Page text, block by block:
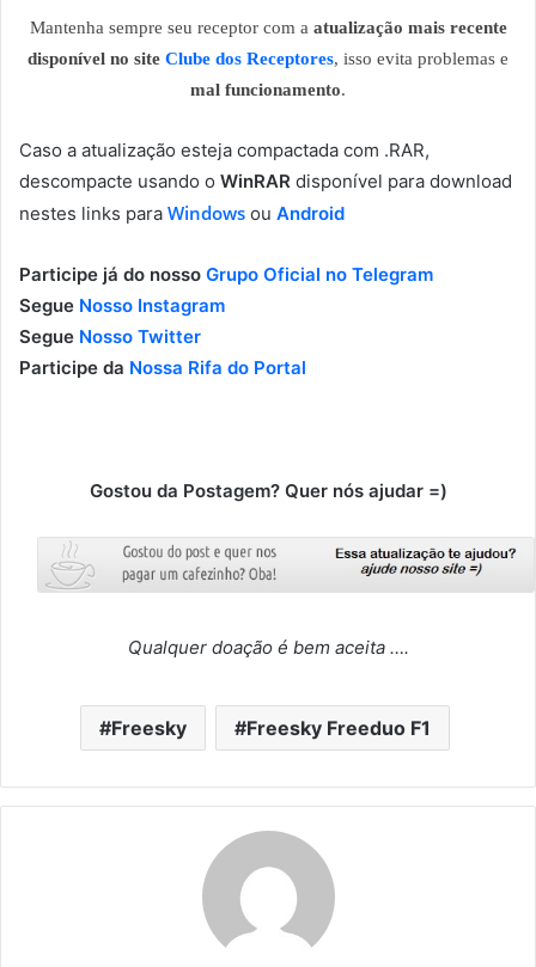
Mantenha sempre seu receptor com a atualização mais recente
disponível no site Clube dos Receptores, isso evita problemas e
mal funcionamento.
Caso a atualização esteja compactada com .RAR,
descompacte usando o WinRAR disponível para download
nestes links para Windows ou Android
Participe já do nosso Grupo Oficial no Telegram
Segue Nosso Instagram
Segue Nosso Twitter
Participe da Nossa Rifa do Portal
Gostou da Postagem? Quer nós ajudar =)
Qualquer doação é bem aceita ….
Freesky Freesky Freeduo F1